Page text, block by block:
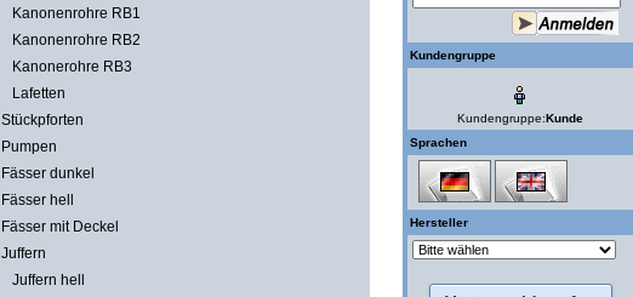
Kanonenrohre RB1
Kanonenrohre RB2
Kanonerohre RB3
Lafetten
Stückpforten
Pumpen
Fässer dunkel
Fässer hell
Fässer mit Deckel
Juffern
Juffern hell
Kundengruppe
Kundengruppe:Kunde
Sprachen
Hersteller